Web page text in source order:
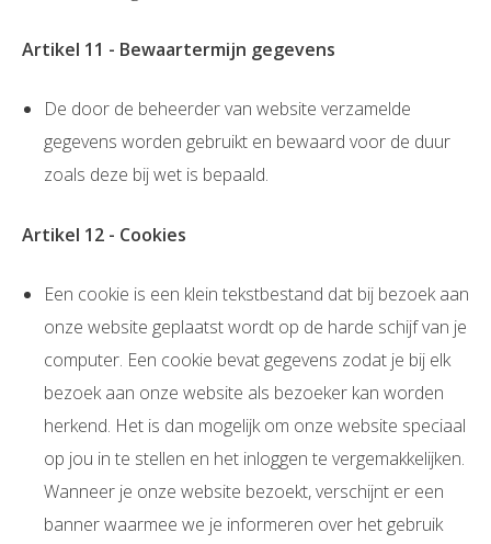
Artikel 11 - Bewaartermijn gegevens
De door de beheerder van website verzamelde
gegevens worden gebruikt en bewaard voor de duur
zoals deze bij wet is bepaald.
Artikel 12 - Cookies
Een cookie is een klein tekstbestand dat bij bezoek aan
onze website geplaatst wordt op de harde schijf van je
computer. Een cookie bevat gegevens zodat je bij elk
bezoek aan onze website als bezoeker kan worden
herkend. Het is dan mogelijk om onze website speciaal
op jou in te stellen en het inloggen te vergemakkelijken.
Wanneer je onze website bezoekt, verschijnt er een
banner waarmee we je informeren over het gebruik